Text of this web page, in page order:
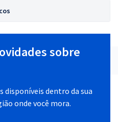
sobre
disponíveis dentro da sua
onde você mora.